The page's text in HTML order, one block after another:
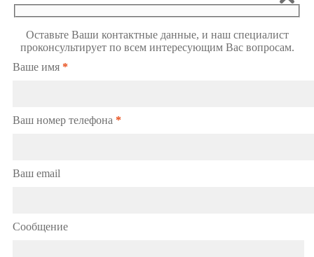
Оставьте Ваши контактные данные, и наш специалист
проконсультирует по всем интересующим Вас вопросам.
Ваше имя *
Ваш номер телефона *
Ваш email
Сообщение